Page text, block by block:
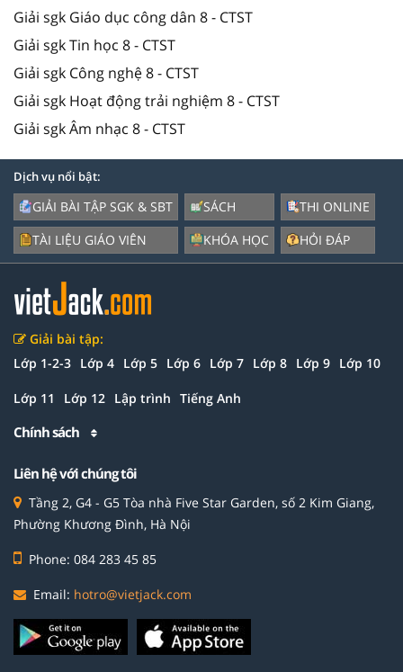
Giải sgk Giáo dục công dân 8 - CTST
Giải sgk Tin học 8 - CTST
Giải sgk Công nghệ 8 - CTST
Giải sgk Hoạt động trải nghiệm 8 - CTST
Giải sgk Âm nhạc 8 - CTST
Dịch vụ nổi bật:
GIẢI BÀI TẬP SGK & SBT
TÀI LIỆU GIÁO VIÊN
SÁCH
KHÓA HỌC
THI ONLINE
HỎI ĐÁP
Giải bài tập:
Lớp 1-2-3 Lớp 4 Lớp 5 Lớp 6 Lớp 7 Lớp 8 Lớp 9 Lớp 10
Lớp 11 Lớp 12 Lập trình Tiếng Anh
Chính sách
Liên hệ với chúng tôi
Tầng 2, G4 - G5 Tòa nhà Five Star Garden, số 2 Kim Giang,
Phường Khương Đình, Hà Nội
Phone: 084 283 45 85
Email: hotro@vietjack.com